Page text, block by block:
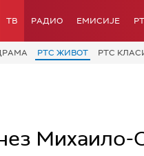
ТВ РАДИО ЕМИСИЈЕ
РТС ЖИВОТ РТС
Михаило-